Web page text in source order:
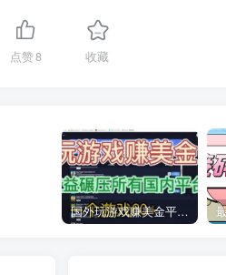
点赞8 收藏
国外玩游戏赚美金平台，一个游戏60+，收益碾压国内所有平台